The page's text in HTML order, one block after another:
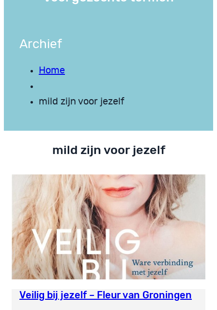
Archief
Home
mild zijn voor jezelf
mild zijn voor jezelf
Veilig bij jezelf – Fleur van Groningen